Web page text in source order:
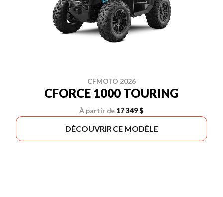
CFMOTO 2026
CFORCE 1000 TOURING
À partir de 17 349 $
DÉCOUVRIR CE MODÈLE